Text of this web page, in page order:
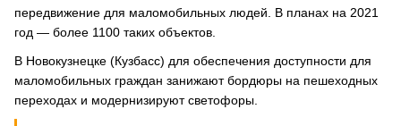
передвижение для маломобильных людей. В планах на 2021
год ― более 1100 таких объектов.
В Новокузнецке (Кузбасс) для обеспечения доступности для
маломобильных граждан занижают бордюры на пешеходных
переходах и модернизируют светофоры.